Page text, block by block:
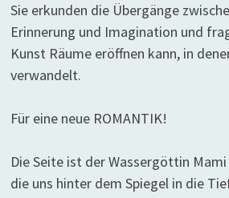
Sie erkunden die Übergänge
Erinnerung und Imagination und
Kunst Räume eröffnen kann, in
verwandelt.
Für eine neue ROMANTIK!
Die Seite ist der Wassergöttin
die uns hinter dem Spiegel in die